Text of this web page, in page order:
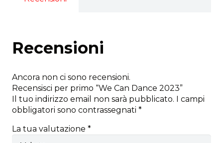
Recensioni
Ancora non ci sono recensioni.
Recensisci per primo “We Can Dance 2023”
Il tuo indirizzo email non sarà pubblicato.
I campi
obbligatori sono contrassegnati *
La tua valutazione *